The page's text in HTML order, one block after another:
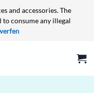
and accessories. The
to consume any illegal